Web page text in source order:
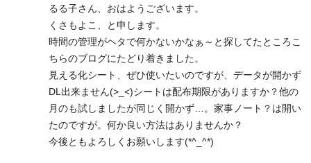
るる子さん、おはようございます。
くさもよこ、と申します。
時間の管理がヘタで何かないかなぁ～と探してたところこ
ちらのブログにたどり着きました。
見える化シート、ぜひ使いたいのですが、データが開かず
DL出来ません(>_<)シートは配布期限がありますか？他の
月のも試しましたが同じく開かず…。家事ノート？は開い
たのですが。何か良い方法はありませんか？
今後ともよろしくお願いします(*^_^*)